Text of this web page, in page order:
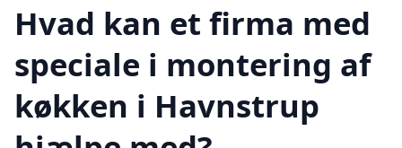
Hvad kan et firma med
speciale i montering af
køkken i Havnstrup